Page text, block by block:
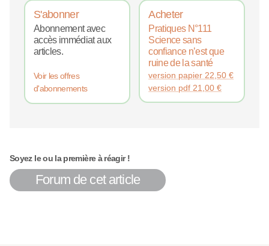
S'abonner
Abonnement avec
accès immédiat aux
articles.
Voir les offres
d'abonnements
Acheter
Pratiques N°111
Science sans
confiance n’est que
ruine de la santé
version papier 22,50€
version pdf 21,00€
Soyez le ou la première à réagir !
Forum de cet article